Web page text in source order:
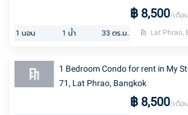
฿ 8,500/เดือน
1 นอน 1 น้ำ 33 ตร.ม. Lat Phrao,
1 Bedroom Condo for rent in My
71, Lat Phrao, Bangkok
฿ 8,500/เดือน